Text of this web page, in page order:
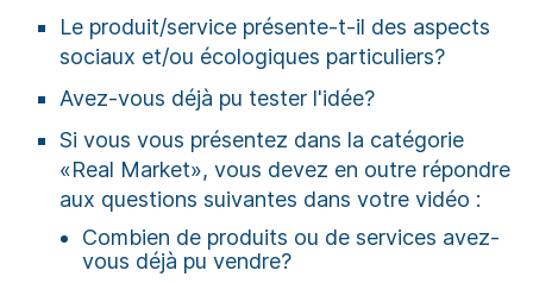
Le produit/service présente-t-il des aspects
sociaux et/ou écologiques particuliers?
Avez-vous déjà pu tester l'idée?
Si vous vous présentez dans la catégorie
«Real Market», vous devez en outre répondre
aux questions suivantes dans votre vidéo :
Combien de produits ou de services avez-
vous déjà pu vendre?